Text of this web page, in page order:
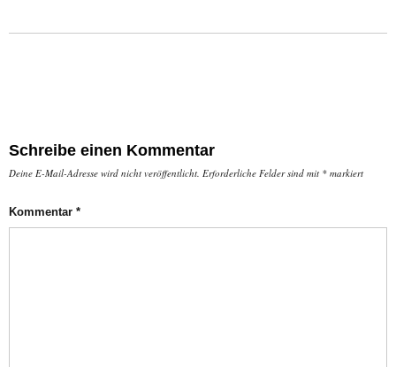
Schreibe einen Kommentar
Deine E-Mail-Adresse wird nicht veröffentlicht. Erforderliche Felder sind mit * markiert
Kommentar *